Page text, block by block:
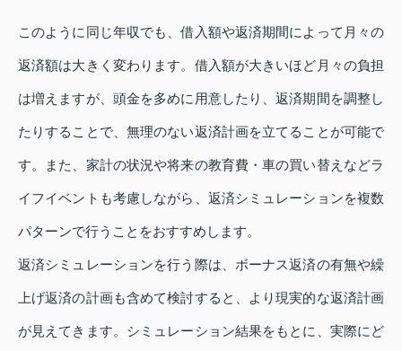
このように同じ年収でも、借入額や返済期間によって月々の
返済額は大きく変わります。借入額が大きいほど月々の負担
は増えますが、頭金を多めに用意したり、返済期間を調整し
たりすることで、無理のない返済計画を立てることが可能で
す。また、家計の状況や将来の教育費・車の買い替えなどラ
イフイベントも考慮しながら、返済シミュレーションを複数
パターンで行うことをおすすめします。
返済シミュレーションを行う際は、ボーナス返済の有無や繰
上げ返済の計画も含めて検討すると、より現実的な返済計画
が見えてきます。シミュレーション結果をもとに、実際にど